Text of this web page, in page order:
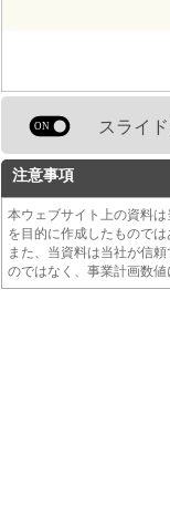
スライ
注意事項
本ウェブサイト上の資料
を目的に作成したもので
また、当資料は当社が信
のではなく、事業計画数